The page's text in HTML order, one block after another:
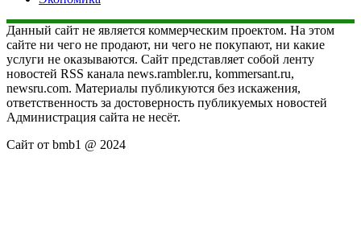
Данный сайт не является коммерческим проектом. На этом
сайте ни чего не продают, ни чего не покупают, ни какие
услуги не оказываются. Сайт представляет собой ленту
новостей RSS канала news.rambler.ru, kommersant.ru,
newsru.com. Материалы публикуются без искажения,
ответственность за достоверность публикуемых новостей
Администрация сайта не несёт.
Сайт от bmb1 @ 2024